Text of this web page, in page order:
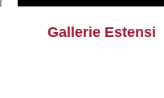
Gallerie Estensi